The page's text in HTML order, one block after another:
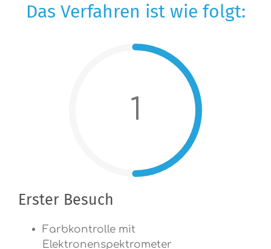
Das Verfahren ist wie folgt:
1
Erster Besuch
Farbkontrolle mit
Elektronenspektrometer